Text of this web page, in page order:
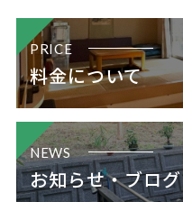
PRICE
料金について
NEWS
お知らせ・ブログ